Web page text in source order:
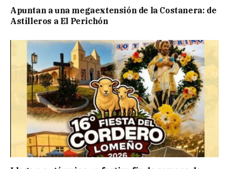
Apuntan a una megaextensión de la Costanera: de
Astilleros a El Perichón